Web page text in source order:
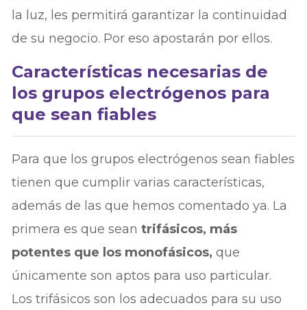
la luz, les permitirá garantizar la continuidad
de su negocio. Por eso apostarán por ellos.
Características necesarias de
los grupos electrógenos para
que sean fiables
Para que los grupos electrógenos sean fiables
tienen que cumplir varias características,
además de las que hemos comentado ya. La
primera es que seantrifásicos, más
potentes que los monofásicos, que
únicamente son aptos para uso particular.
Los trifásicos son los adecuados para su uso